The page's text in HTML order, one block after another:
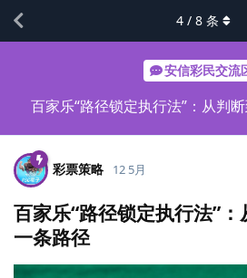
安信彩民交流
百家乐“路径锁定执行法”：从判
4 / 8 条
彩票策略 12 5月
百家乐“路径锁定执行法”
一条路径